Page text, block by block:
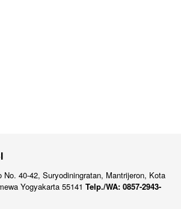
No. 40-42, Suryodiningratan, Mantrijeron, Kota
Yogyakarta 55141 Telp./WA: 0857-2943-